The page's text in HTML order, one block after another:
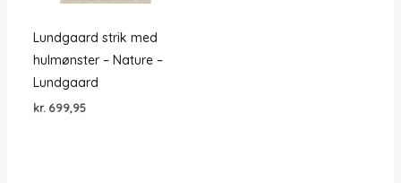
Lundgaard strik med
hulmønster – Nature –
Lundgaard
kr. 699,95